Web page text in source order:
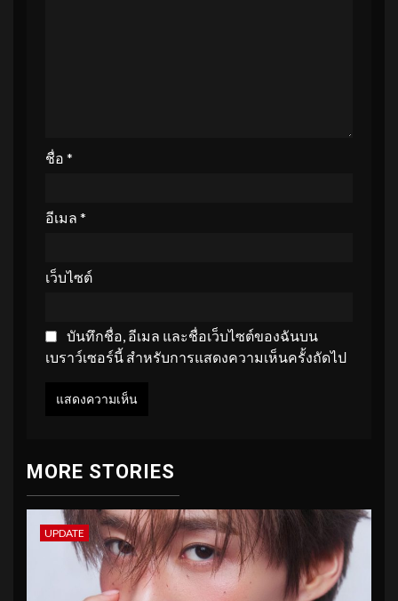
ชื่อ *
อีเมล *
เว็บไซต์
บันทึกชื่อ, อีเมล และชื่อเว็บไซต์ของฉันบน
เบราว์เซอร์นี้ สำหรับการแสดงความเห็นครั้งถัดไป
MORE STORIES
UPDATE